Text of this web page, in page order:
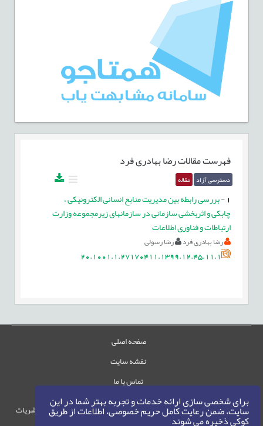
برای شخصی سازی ارائه خدمات و تجربه بهتر شما در این
سایت، ضمن رعایت کامل حریم خصوصی، اطلاعات از طریق
کوکی ذخیره می شوند
فهرست مقالاترضا بهادری فرد
دسترسی آزاد مقاله
-بررسی رابطه بین مدیریت منابع انسانی الکترونیکی ،
چابکی و اثربخشی سازمانی در سازمان‏های زیرمجموعه وزارت
ارتباطات و فناوری اطلاعات
رضا بهادری فرد رضا رسولی
20.1001.1.27170411.1399.12.45.11.1
صفحه اصلی
نقشه سایت
تماس با ما
حقوق این وب‌سایت متعلق به سامانه مدیریت نشریات